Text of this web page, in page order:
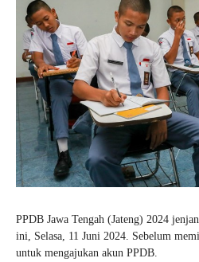
PPDB Jawa Tengah (Jateng) 2024
ini, Selasa, 11 Juni 2024. Sebelum
untuk mengajukan akun PPDB.